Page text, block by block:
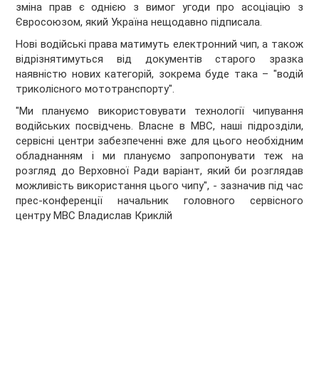
зміна прав є однією з вимог угоди про асоціацію з
Євросоюзом, який Україна нещодавно підписала.
Нові водійські права матимуть електронний чип, а також
відрізнятимуться від документів старого зразка
наявністю нових категорій, зокрема буде така – "водій
триколісного мототранспорту".
"Ми плануємо використовувати технології чипування
водійських посвідчень. Власне в МВС, наші підрозділи,
сервісні центри забезпеченні вже для цього необхідним
обладнанням і ми плануємо запропонувати теж на
розгляд до Верховної Ради варіант, який би розглядав
можливість використання цього чипу", - зазначив під час
прес-конференції начальник головного сервісного
центру МВС Владислав Криклій